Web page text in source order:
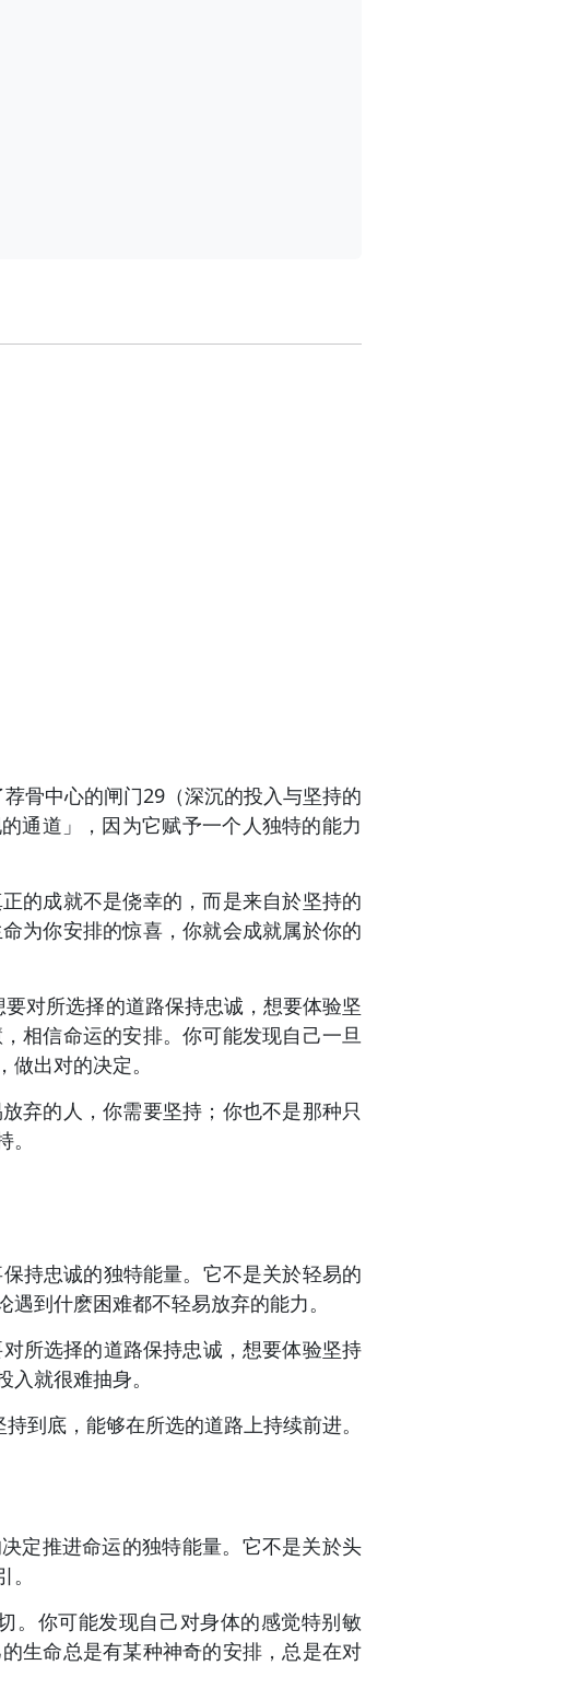
骨中心的闸门29（深沉的投入与坚持的
通道」，因为它赋予一个人独特的能力
的成就不是侥幸的，而是来自於坚持的
为你安排的惊喜，你就会成就属於你的
对所选择的道路保持忠诚，想要体验坚
相信命运的安排。你可能发现自己一旦
出对的决定。
弃的人，你需要坚持；你也不是那种只
持忠诚的独特能量。它不是关於轻易的
到什麽困难都不轻易放弃的能力。
所选择的道路保持忠诚，想要体验坚持
就很难抽身。
到底，能够在所选的道路上持续前进。
定推进命运的独特能量。它不是关於头
。你可能发现自己对身体的感觉特别敏
生命总是有某种神奇的安排，总是在对